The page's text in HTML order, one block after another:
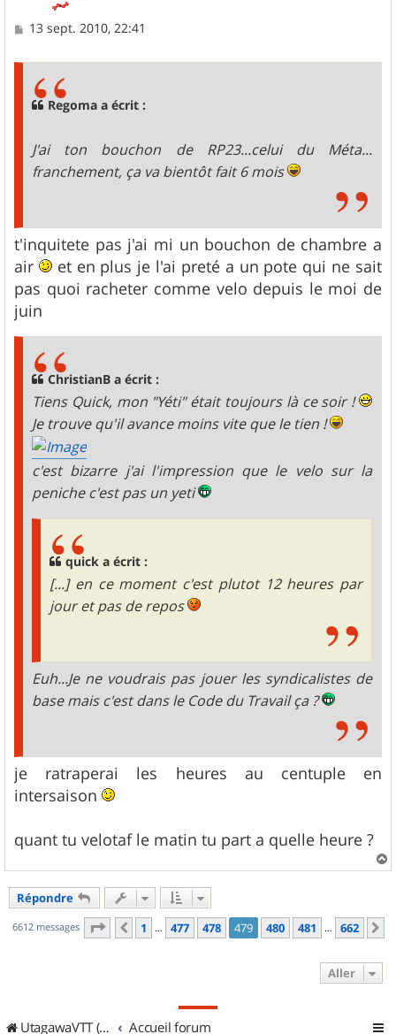
M13 sept. 2010, 22:41
Regoma a écrit :
J'ai ton bouchon de RP23...celui du Méta...
franchement, ça va bientôt fait 6 mois
t'inquitete pas j'ai mi un bouchon de chambre a
air
et en plus je l'ai preté a un pote qui ne sait
pas quoi racheter comme velo depuis le moi de
juin
ChristianB a écrit :
Tiens Quick, mon "Yéti" était toujours là ce soir !
Je trouve qu'il avance moins vite que le tien !
c'est bizarre j'ai l'impression que le velo sur la
peniche c'est pas un yeti
quick a écrit :
[...] en ce moment c'est plutot 12 heures par
jour et pas de repos
Euh...Je ne voudrais pas jouer les syndicalistes de
base mais c'est dans le Code du Travail ça ?
je ratraperai les heures au centuple en
intersaison
quant tu velotaf le matin tu part a quelle heure ?
a
Répondre
6612 messages Page 479 sur662
Précédent
1 … 477 478 479 480 481 … 662
Aller
UtagawaVTT (Randos VTT et VTTAE avec traces GPS) Accueil forum